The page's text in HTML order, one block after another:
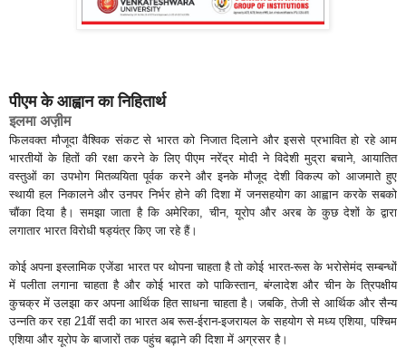
पीएम के आह्वान का निहितार्थ
इलमा अज‍़ीम
फिलवक्त मौजूदा वैश्विक संकट से भारत को निजात दिलाने और इससे प्रभावित हो रहे आम
भारतीयों के हितों की रक्षा करने के लिए पीएम नरेंद्र मोदी ने विदेशी मुद्रा बचाने, आयातित
वस्तुओं का उपभोग मितव्ययिता पूर्वक करने और इनके मौजूद देशी विकल्प को आजमाते हुए
स्थायी हल निकालने और उनपर निर्भर होने की दिशा में जनसहयोग का आह्वान करके सबको
चौंका दिया है। समझा जाता है कि अमेरिका, चीन, यूरोप और अरब के कुछ देशों के द्वारा
लगातार भारत विरोधी षड्यंत्र किए जा रहे हैं।
कोई अपना इस्लामिक एजेंडा भारत पर थोपना चाहता है तो कोई भारत-रूस के भरोसेमंद सम्बन्धों
में पलीता लगाना चाहता है और कोई भारत को पाकिस्तान, बंग्लादेश और चीन के त्रिपक्षीय
कुचक्र में उलझा कर अपना आर्थिक हित साधना चाहता है। जबकि, तेजी से आर्थिक और सैन्य
उन्नति कर रहा 21वीं सदी का भारत अब रूस-ईरान-इजरायल के सहयोग से मध्य एशिया, पश्चिम
एशिया और यूरोप के बाजारों तक पहुंच बढ़ाने की दिशा में अग्रसर है।